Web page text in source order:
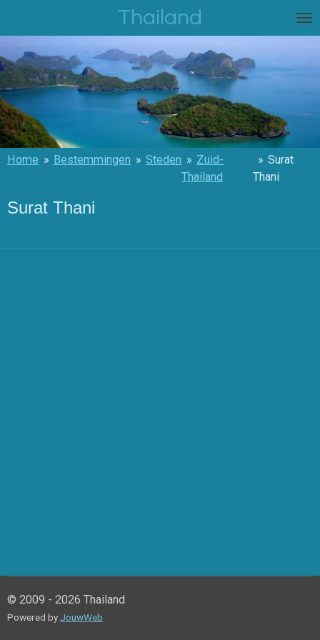
naar
de
hoofdinhoud
Thailand
Home » Bestemmingen » Steden » Zuid-
Thailand
» Surat
Thani
Surat Thani
© 2009 - 2026 Thailand
Powered by JouwWeb